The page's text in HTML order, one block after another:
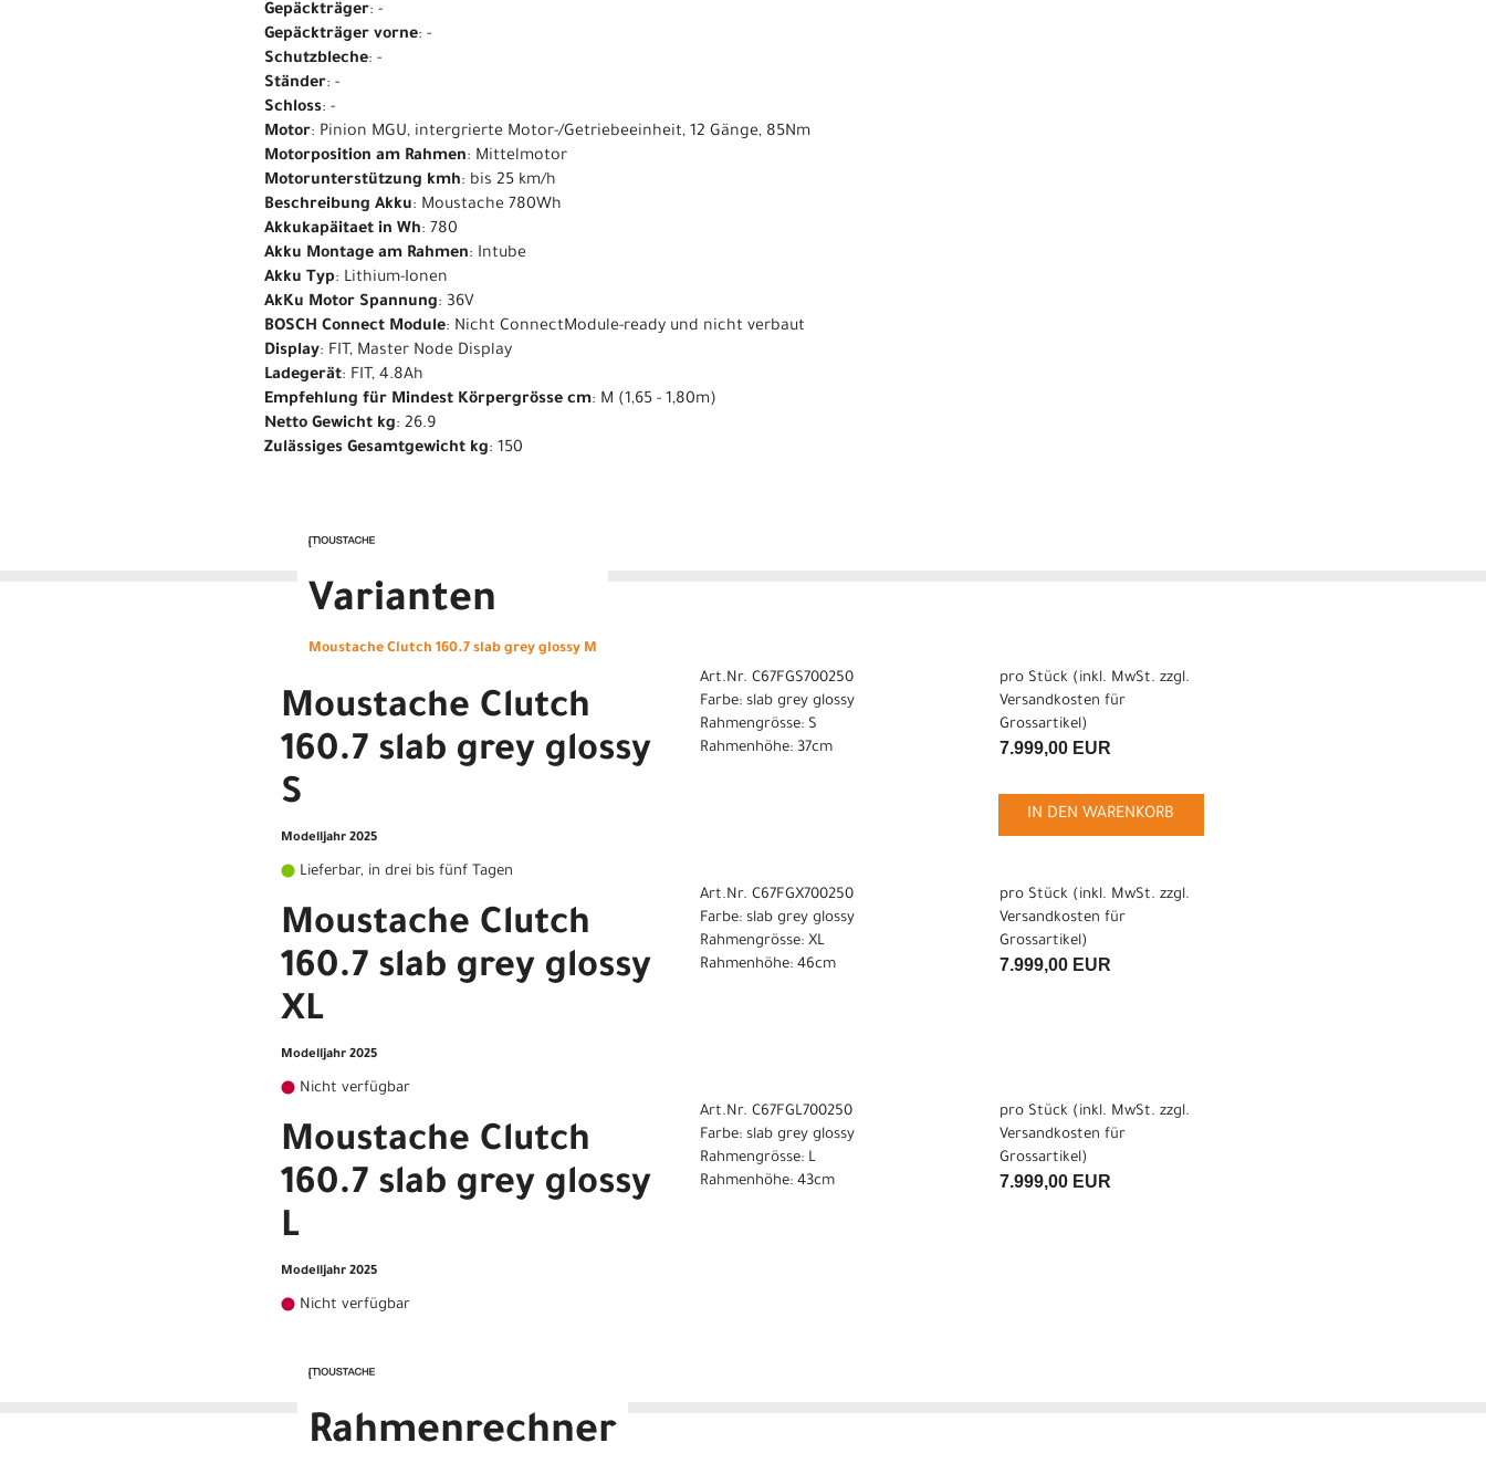
Gepäckträger: -
Gepäckträger vorne: -
Schutzbleche: -
Ständer: -
Schloss: -
Motor: Pinion MGU, intergrierte Motor-/Getriebeeinheit, 12 Gänge, 85Nm
Motorposition am Rahmen: Mittelmotor
Motorunterstützung kmh: bis 25 km/h
Beschreibung Akku: Moustache 780Wh
Akkukapäitaet in Wh: 780
Akku Montage am Rahmen: Intube
Akku Typ: Lithium-Ionen
AkKu Motor Spannung: 36V
BOSCH Connect Module: Nicht ConnectModule-ready und nicht verbaut
Display: FIT, Master Node Display
Ladegerät: FIT, 4.8Ah
Empfehlung für Mindest Körpergrösse cm: M (1,65 - 1,80m)
Netto Gewicht kg: 26.9
Zulässiges Gesamtgewicht kg: 150
Varianten
Moustache Clutch 160.7 slab grey glossy M
Moustache Clutch
160.7 slab grey glossy
S
Modelljahr 2025
Lieferbar, in drei bis fünf Tagen
Art.Nr. C67FGS700250
Farbe: slab grey glossy
Rahmengrösse: S
Rahmenhöhe: 37cm
pro Stück (inkl. MwSt. zzgl.
Versandkosten für
Grossartikel)
7.999,00 EUR
IN DEN WARENKORB
Moustache Clutch
160.7 slab grey glossy
XL
Modelljahr 2025
Nicht verfügbar
Art.Nr. C67FGX700250
Farbe: slab grey glossy
Rahmengrösse: XL
Rahmenhöhe: 46cm
pro Stück (inkl. MwSt. zzgl.
Versandkosten für
Grossartikel)
7.999,00 EUR
Moustache Clutch
160.7 slab grey glossy
L
Modelljahr 2025
Nicht verfügbar
Art.Nr. C67FGL700250
Farbe: slab grey glossy
Rahmengrösse: L
Rahmenhöhe: 43cm
pro Stück (inkl. MwSt. zzgl.
Versandkosten für
Grossartikel)
7.999,00 EUR
Rahmenrechner